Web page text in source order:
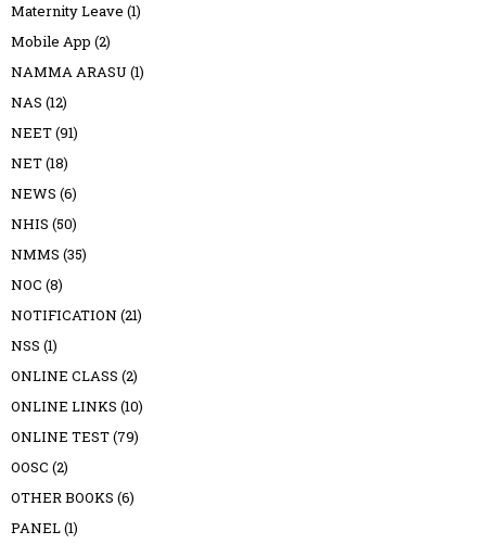
Maternity Leave (1)
Mobile App (2)
NAMMA ARASU (1)
NAS (12)
NEET(91)
NET(18)
NEWS (6)
NHIS (50)
NMMS (35)
NOC (8)
NOTIFICATION (21)
NSS (1)
ONLINE CLASS (2)
ONLINE LINKS (10)
ONLINE TEST(79)
OOSC (2)
OTHER BOOKS (6)
PANEL(1)